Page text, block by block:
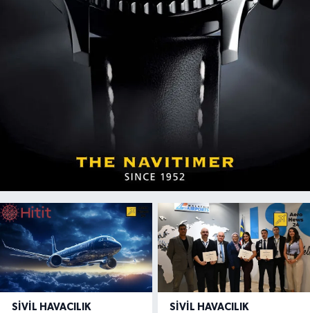
SIVIL HAVACILIK SIVIL HAVACILIK